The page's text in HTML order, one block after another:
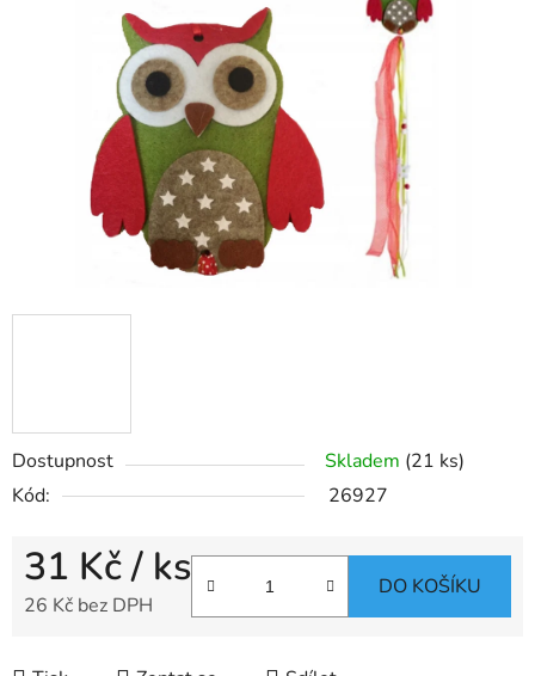
Dostupnost Skladem (21 ks)
Kód:
26927
31 Kč/ ks
26 Kč bez DPH
DO KOŠÍKU